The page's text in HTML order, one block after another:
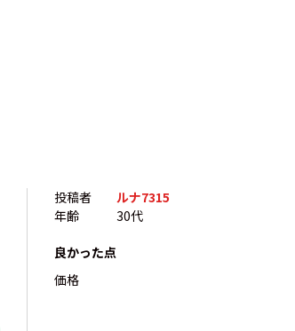
投稿者
ルナ7315
年齢
30代
良かった点
価格